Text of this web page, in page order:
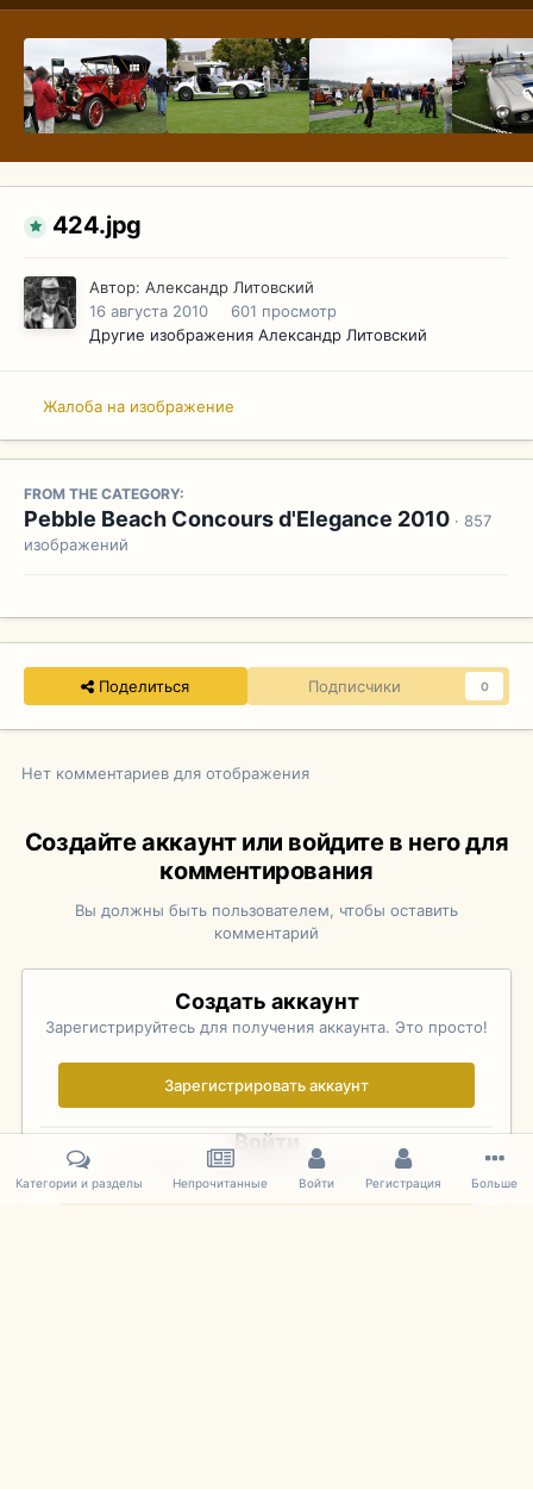
424.jpg
Автор: Александр Литовский
16 августа 2010
601 просмотр
Другие изображения Александр Литовский
Жалоба на изображение
FROM THE CATEGORY:
Pebble Beach Concours d'Elegance 2010 · 857
изображений
Поделиться Подписчики 0
Нет комментариев для отображения
Создайте аккаунт или войдите в него для
комментирования
Вы должны быть пользователем, чтобы оставить
комментарий
Создать аккаунт
Зарегистрируйтесь для получения аккаунта. Это просто!
Зарегистрировать аккаунт
Войти
Уже зарегистрированы? Войдите здесь.
Категории и разделы Непрочитанные Войти Регистрация Больше